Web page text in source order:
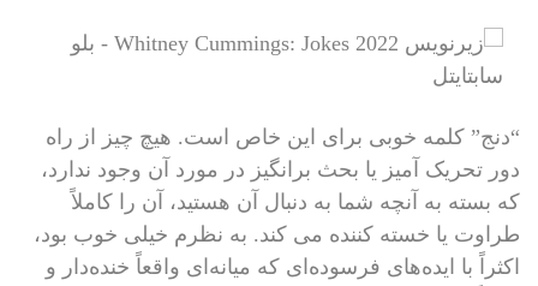
“دنج” کلمه خوبی برای این خاص است. هیچ چیز از راه
دور تحریک آمیز یا بحث برانگیز در مورد آن وجود ندارد،
که بسته به آنچه شما به دنبال آن هستید، آن را کاملاً
طراوت یا خسته کننده می کند. به نظرم خیلی خوب بود،
اکثراً با ایده‌های فرسوده‌ای که میانه‌ای واقعاً خنده‌دار و